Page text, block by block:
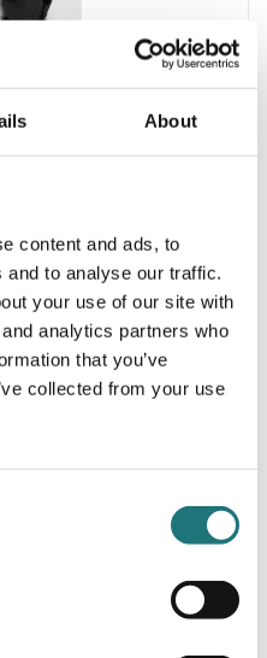
About
content and ads, to
to analyse our traffic.
your use of our site with
analytics partners who
that you’ve
collected from your use
Ridderstråle